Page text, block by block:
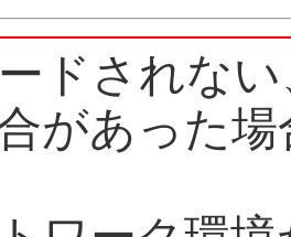
ドされな
があった